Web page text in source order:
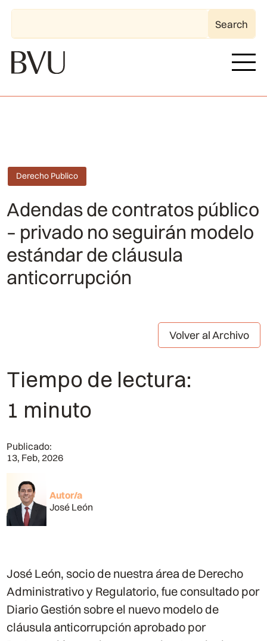
Derecho Publico
Adendas de contratos público
– privado no seguirán modelo
estándar de cláusula
anticorrupción
Volver al Archivo
Tiempo de lectura:
1 minuto
Publicado:
13, Feb, 2026
Autor/a
José León
José León, socio de nuestra área de Derecho
Administrativo y Regulatorio, fue consultado por
Diario Gestión sobre el nuevo modelo de
cláusula anticorrupción aprobado por